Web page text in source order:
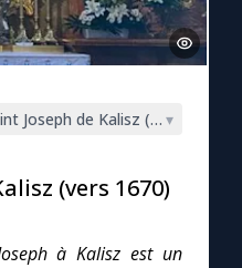
Joseph de Kalisz (vers 1670)
▾
(vers 1670)
à Kalisz est un